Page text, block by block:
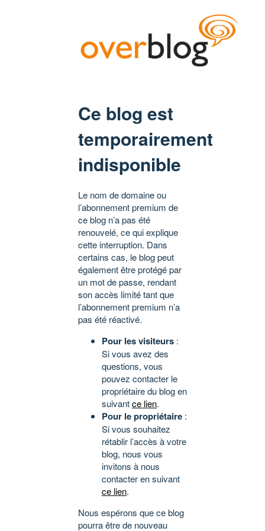
Ce blog est
temporairement
indisponible
Le nom de domaine ou
l’abonnement premium de
ce blog n’a pas été
renouvelé, ce qui explique
cette interruption. Dans
certains cas, le blog peut
également être protégé par
un mot de passe, rendant
son accès limité tant que
l’abonnement premium n’a
pas été réactivé.
Pour les visiteurs :
Si vous avez des
questions, vous
pouvez contacter le
propriétaire du blog en
suivantce lien.
Pour le propriétaire :
Si vous souhaitez
rétablir l’accès à votre
blog, nous vous
invitons à nous
contacter en suivant
ce lien.
Nous espérons que ce blog
pourra être de nouveau